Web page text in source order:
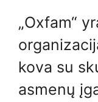
„Oxfam“
kova su
asmenų